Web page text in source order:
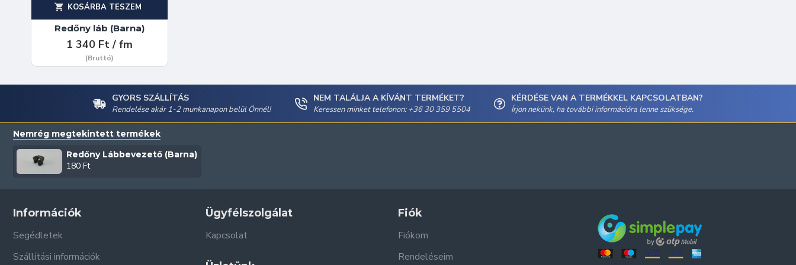
Redőny láb (Barna)
1 340 Ft / fm
(Bruttó)
KOSÁRBA TESZEM
GYORS SZÁLLÍTÁS
Rendelése akár 1-2 munkanapon belül Önnél!
NEM TALÁLJA A KÍVÁNT TERMÉKET?
Keressen minket telefonon: +36 30 359 5504
KÉRDÉSE VAN A TERMÉKKEL KAPCSOLATBAN?
Írjon nekünk, ha további információra lenne szüksége.
Nemrég megtekintett termékek
Redőny Lábbevezető (Barna)
180 Ft
Információk
Segédletek
Szállítási információk
Ügyfélszolgálat
Kapcsolat
Fiók
Fiókom
Rendeléseim